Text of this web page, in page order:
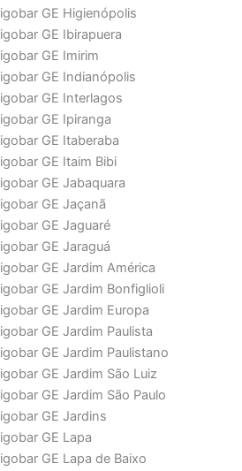
GE Higienópolis
GE Ibirapuera
GE Imirim
GE Indianópolis
GE Interlagos
GE Ipiranga
GE Itaberaba
GE Itaim Bibi
GE Jabaquara
GE Jaçanã
GE Jaguaré
GE Jaraguá
GE Jardim América
GE Jardim Bonfiglioli
GE Jardim Europa
GE Jardim Paulista
GE Jardim Paulistano
GE Jardim São Luiz
GE Jardim São Paulo
GE Jardins
GE Lapa
GE Lapa de Baixo